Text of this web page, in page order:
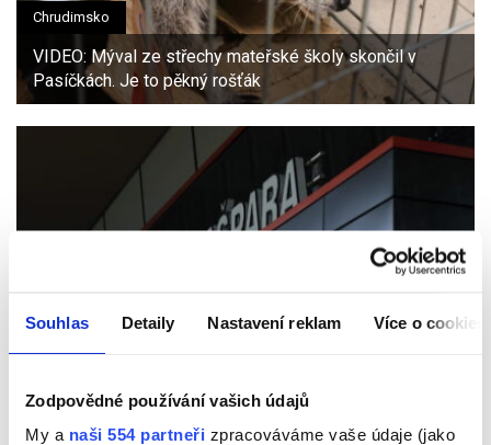
Souhlas Detaily Nastavení reklam Více o cookies
Zodpovědné používání vašich údajů
My a naši 554 partneři zpracováváme vaše údaje (jako
Chrudimsko
VIDEO: Mýval ze střechy mateřské školy skončil v
Pasíčkách. Je to pěkný rošťák
Letiště Pardubice odbavilo 150 tisíc cestujících.
Rekordní sezona pokračuje